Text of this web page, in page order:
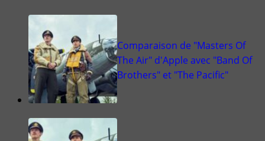
Comparaison de "Masters Of
The Air" d'Apple avec "Band Of
Brothers" et "The Pacific"